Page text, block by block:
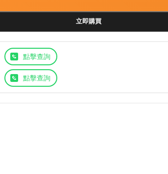
立即購買
點擊查詢
點擊查詢